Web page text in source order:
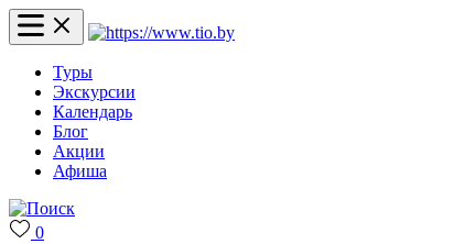
Туры
Экскурсии
Календарь
Блог
Акции
Афиша
0